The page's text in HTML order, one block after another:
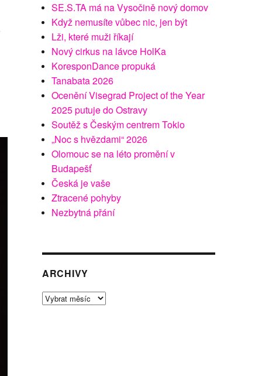
SE.S.TA má na Vysočině nový domov
Když nemusíte vůbec nic, jen být
Lži, které muži říkají
Nový cirkus na lávce HolKa
KoresponDance propuká
Tanabata 2026
Ocenění Visegrad Project of the Year
2025 putuje do Ostravy
Soutěž s Českým centrem Tokio
„Noc s hvězdami“ 2026
Olomouc se na léto promění v
Budapešť
Česká je vaše
Ztracené pohyby
Nezbytná přání
ARCHIVY
Archivy